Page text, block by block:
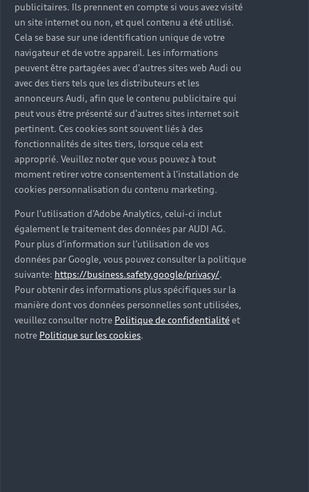
Vidange moteur et
remplacement des filtres
La vidange de l'huile moteur, le remplacement du
filtre à huile, du filtre à air, du filtre habitacle et
du joint de vidange font partie des opérations
centrales. Les bougies d'allumage sont contrôlées
puis remplacées selon le kilométrage atteint
(notamment lors de la révision des 60 000 km).
Pour choisir l'huile moteur la mieux adaptée à
votre Audi A1, votre Partenaire Audi confirme la
spécification recommandée par le constructeur,
conformément au programme LongLife.
Contrôle des organes de
sécurité et de freinage
Le contrôle des organes de sécurité couvre les
publicitaires. Ils prennent en compte si vous avez visité
un site internet ou non, et quel contenu a été utilisé.
Cela se base sur une identification unique de votre
navigateur et de votre appareil. Les informations
peuvent être partagées avec d'autres sites web Audi ou
avec des tiers tels que les distributeurs et les
annonceurs Audi, afin que le contenu publicitaire qui
peut vous être présenté sur d'autres sites internet soit
pertinent. Ces cookies sont souvent liés à des
fonctionnalités de sites tiers, lorsque cela est
approprié. Veuillez noter que vous pouvez à tout
moment retirer votre consentement à l'installation de
cookies personnalisation du contenu marketing.
Pour l’utilisation d’Adobe Analytics, celui-ci inclut
également le traitement des données par AUDI AG.
Pour plus d’information sur l’utilisation de vos
données par Google, vous pouvez consulter la politique
suivante: https://business.safety.google/privacy/.
Pour obtenir des informations plus spécifiques sur la
manière dont vos données personnelles sont utilisées,
veuillez consulter notre Politique de confidentialitéet
notre Politique sur les cookies.